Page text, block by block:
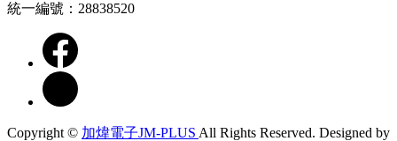
統一編號：28838520
Copyright © 加煒電子JM-PLUS All Rights Reserved. Designed by